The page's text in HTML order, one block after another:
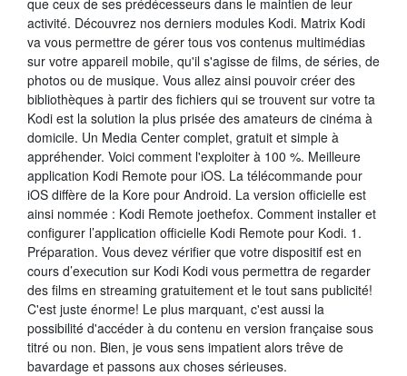
que ceux de ses prédécesseurs dans le maintien de leur
activité. Découvrez nos derniers modules Kodi. Matrix Kodi
va vous permettre de gérer tous vos contenus multimédias
sur votre appareil mobile, qu'il s'agisse de films, de séries, de
photos ou de musique. Vous allez ainsi pouvoir créer des
bibliothèques à partir des fichiers qui se trouvent sur votre ta
Kodi est la solution la plus prisée des amateurs de cinéma à
domicile. Un Media Center complet, gratuit et simple à
appréhender. Voici comment l'exploiter à 100 %. Meilleure
application Kodi Remote pour iOS. La télécommande pour
iOS diffère de la Kore pour Android. La version officielle est
ainsi nommée : Kodi Remote joethefox. Comment installer et
configurer l’application officielle Kodi Remote pour Kodi. 1.
Préparation. Vous devez vérifier que votre dispositif est en
cours d’execution sur Kodi Kodi vous permettra de regarder
des films en streaming gratuitement et le tout sans publicité!
C'est juste énorme! Le plus marquant, c'est aussi la
possibilité d'accéder à du contenu en version française sous
titré ou non. Bien, je vous sens impatient alors trêve de
bavardage et passons aux choses sérieuses.